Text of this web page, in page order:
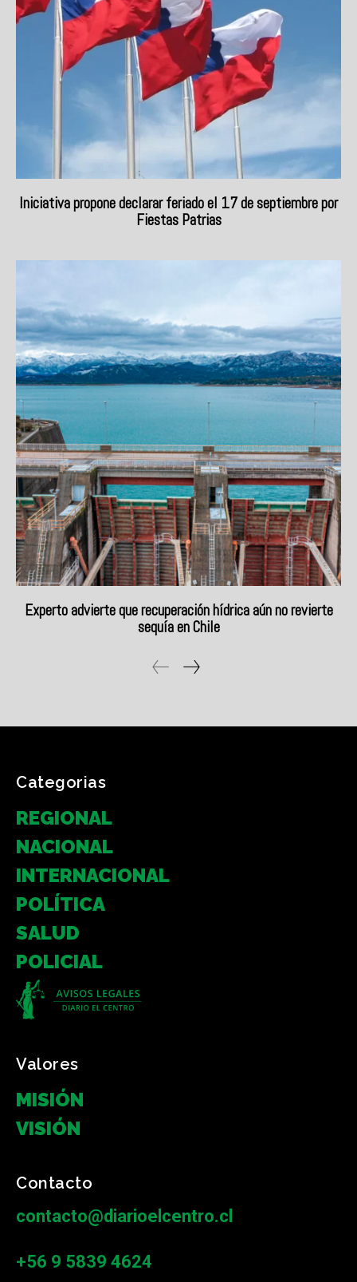
Categorias
REGIONAL
NACIONAL
INTERNACIONAL
POLÍTICA
SALUD
POLICIAL
Valores
MISIÓN
VISIÓN
Contacto
contacto@diarioelcentro.cl
+56 9 5839 4624